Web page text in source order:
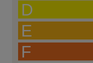
D
E
F